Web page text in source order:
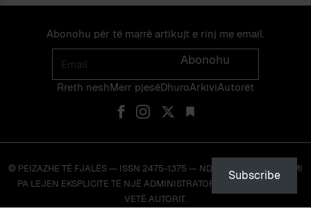
Abonohu për të marrë artikujt e rinj me email.
Email
Abonohu
Rreth neshMerr pjes​​ë​DhuroArkiviAutorët
© PEIZAZHE TË FJALËS — ISSN 2475-1375 — NDALOHET RIPRODHIMI
PA LEJEN EKSPLICITE TË NJË ADMINISTRATORI TË FAQES OSE TË
VETË AUTORIT.
Subscribe